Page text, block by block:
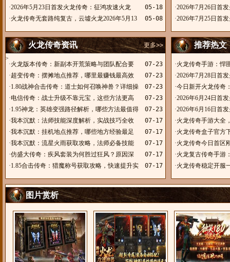
05-18
·2026年5月23日首发火龙传奇：征鸿攻速火龙
05-08
·火龙传奇无套路纯复古，云墟火龙2026年5月13
日首战区
·2026年7月26日首
龙
·2026年7月25日首
更多>>
火龙传奇资讯
>
07-23
·火龙版本传奇：新副本开荒策略与团队配合要
点
07-23
·超变传奇：摆摊地点推荐，哪里最赚钱最高效
07-23
·1.80战神合击传奇：道士如何召唤神兽？详细操
作教程
07-23
·电信传奇：战士升级不靠元宝，这些方法更高
效
07-23
·1.95神龙：英雄变强路径解析，哪些方法最值得
尝试
07-17
·我本沉默：法师技能深度解析，实战技巧全收
录
07-17
·我本沉默：挂机地点推荐，哪些地方经验最足
07-17
·我本沉默：流星火雨获取攻略，法师必备技能
解析
07-17
·仿盛大传奇：疾风套装为何胜过狂风？原因深
度剖析
07-17
·1.85合击传奇：猎魔称号获取攻略，快速提升实
力
推荐热文
·火龙传奇手游：悍
·2026年7月28日首
·今日新开火龙传奇
·2026年6月24日首
·2026年6月16日首
·火龙传奇手游大全
·火龙传奇盒子官方
·火龙传奇今日首区
·火龙复古传奇手游
·火龙传奇稳定开服
图片赏析